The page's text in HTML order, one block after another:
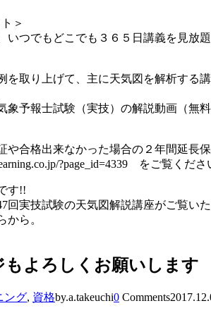
＞
いつでもどこでも３６５日講義を見放
を取り上げて、主に天気図を解析する
象予報士試験（実技）の解説動画（無
や合格出来なかった場合の２年間延長保
?page_id=4339 をご覧くださ
す!!
回実技試験の天気図解説講座がご覧いた
から。
もよろしくお願いします
ング, 資格by.a.takeuchi0 Comments